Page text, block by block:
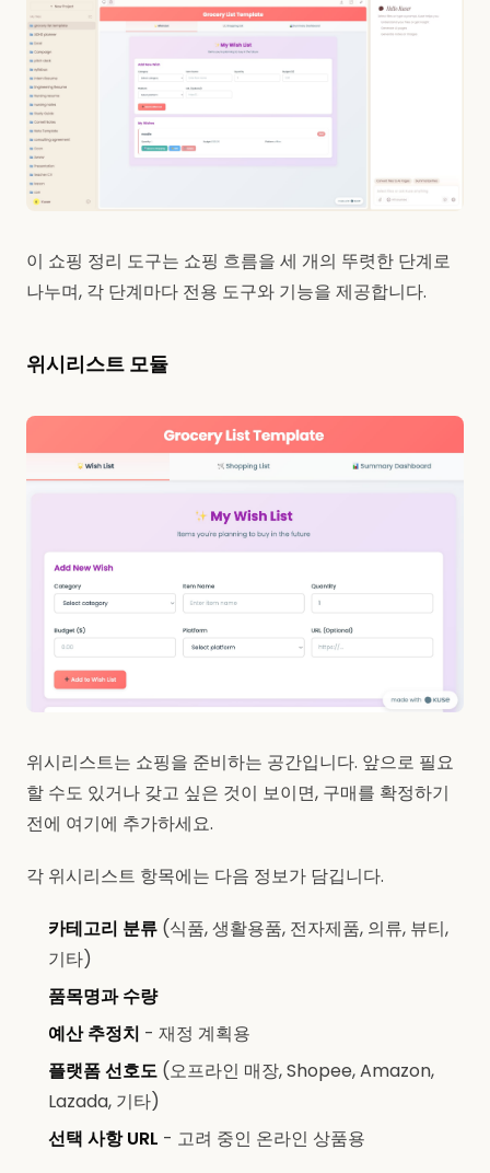
이 쇼핑 정리 도구는 쇼핑 흐름을 세 개의 뚜렷한 단계로
나누며, 각 단계마다 전용 도구와 기능을 제공합니다.
위시리스트 모듈
위시리스트는 쇼핑을 준비하는 공간입니다. 앞으로 필요
할 수도 있거나 갖고 싶은 것이 보이면, 구매를 확정하기
전에 여기에 추가하세요.
각 위시리스트 항목에는 다음 정보가 담깁니다.
카테고리 분류 (식품, 생활용품, 전자제품, 의류, 뷰티,
기타)
품목명과 수량
예산 추정치 - 재정 계획용
플랫폼 선호도 (오프라인 매장, Shopee, Amazon,
Lazada, 기타)
선택 사항 URL - 고려 중인 온라인 상품용